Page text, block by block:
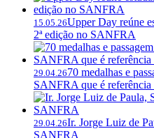
15.05.26Upper Day reúne
2ª edição no SANFRA
29.04.2670 medalhas e
SANFRA que é referência
29.04.26Ir. Jorge Luiz de
SANFRA